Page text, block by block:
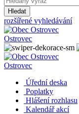
Hledat
rozšířené vyhledávání
Ostrovec
Ostrovec
Úřední deska
Poplatky
Hlášení rozhlasu
Kalendář akcí